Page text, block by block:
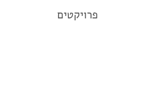
פרויקטים